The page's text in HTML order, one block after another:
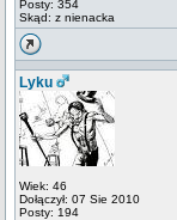
Posty: 354
Skąd: z nienacka
Lyku
Wiek: 46
Dołączył: 07 Sie 2010
Posty: 194